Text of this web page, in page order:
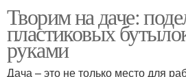
Творим на даче:
пластиковых
руками
Дача – это не только место для